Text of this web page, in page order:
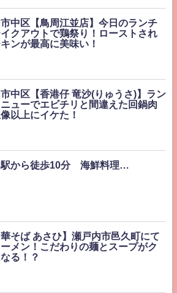
市中区【鳥周江並店】今日のランチ
クアウトで鶏祭り！ローストされ
ンが最高に美味い！
市中区【香港仔 竜沙(りゅうさ)】ラン
ューでエビチリと間違えた回鍋肉
以上にイケた！
駅から徒歩10分 海鮮料理…
華そば あさひ】瀬戸内市邑久町にて
メン！こだわりの麺とスープがク
る！？